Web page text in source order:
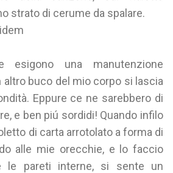
strato di cerume da spalare.
esigono una manutenzione
buco del mio corpo si lascia
Eppure ce ne sarebbero di
e ben piú sordidi! Quando infilo
di carta arrotolato a forma di
alle mie orecchie, e lo faccio
le pareti interne, si sente un